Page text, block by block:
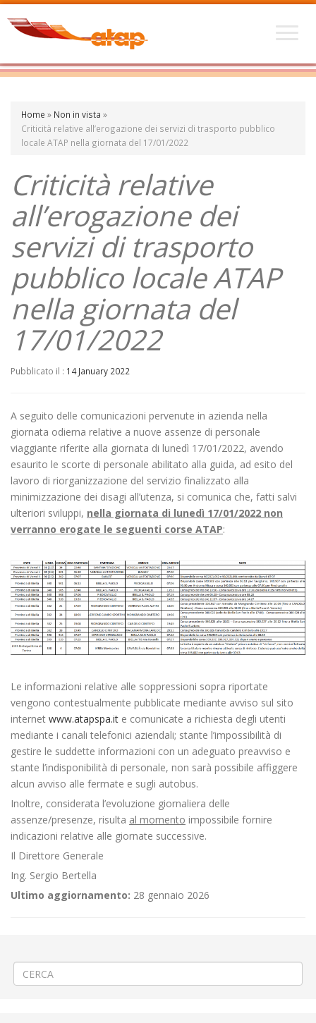
Home » Non in vista »
Criticità relative all’erogazione dei servizi di trasporto pubblico
locale ATAP nella giornata del 17/01/2022
Criticità relative
all’erogazione dei
servizi di trasporto
pubblico locale ATAP
nella giornata del
17/01/2022
Pubblicato il : 14 January 2022
A seguito delle comunicazioni pervenute in azienda nella
giornata odierna relative a nuove assenze di personale
viaggiante riferite alla giornata di lunedì 17/01/2022, avendo
esaurito le scorte di personale abilitato alla guida, ad esito del
lavoro di riorganizzazione del servizio finalizzato alla
minimizzazione dei disagi all’utenza, si comunica che, fatti salvi
ulteriori sviluppi, nella giornata di lunedì 17/01/2022 non
verranno erogate le seguenti corse ATAP:
Le informazioni relative alle soppressioni sopra riportate
vengono contestualmente pubblicate mediante avviso sul sito
internet www.atapspa.it e comunicate a richiesta degli utenti
mediante i canali telefonici aziendali; stante l’impossibilità di
gestire le suddette informazioni con un adeguato preavviso e
stante l’indisponibilità di personale, non sarà possibile affiggere
alcun avviso alle fermate e sugli autobus.
Inoltre, considerata l’evoluzione giornaliera delle
assenze/presenze, risulta al momento impossibile fornire
indicazioni relative alle giornate successive.
Il Direttore Generale
Ing. Sergio Bertella
Ultimo aggiornamento: 28 gennaio 2026